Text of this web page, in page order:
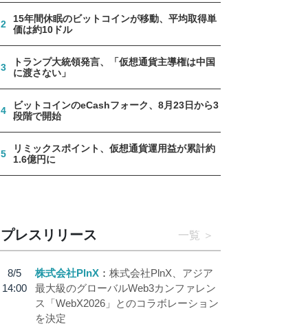
2
15年間休眠のビットコインが移動、平均取得単
価は約10ドル
3
トランプ大統領発言、「仮想通貨主導権は中国
に渡さない」
4
ビットコインのeCashフォーク、8月23日から3
段階で開始
5
リミックスポイント、仮想通貨運用益が累計約
1.6億円に
プレスリリース 一覧
8/5
14:00
株式会社PlnX
株式会社PlnX、アジア
最大級のグローバルWeb3カンファレン
ス「WebX2026」とのコラボレーション
を決定